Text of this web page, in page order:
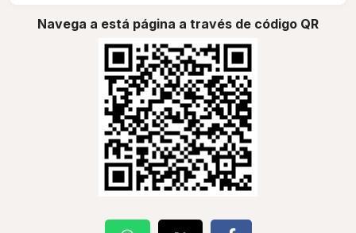
Navega a está página a través de código QR